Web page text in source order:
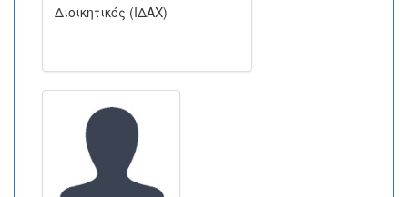
Διοικητικός (ΙΔΑΧ)